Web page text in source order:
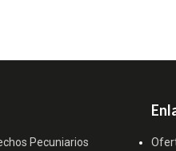
Pecuniarios